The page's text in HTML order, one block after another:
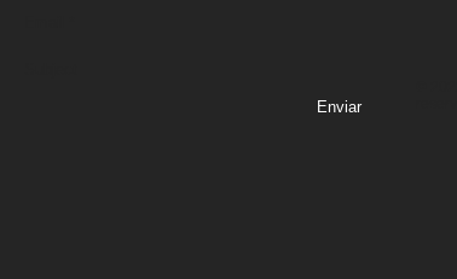
Enviar